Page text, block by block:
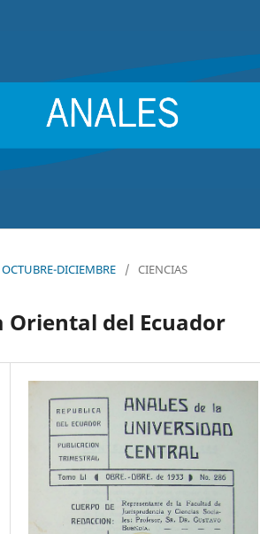
DICIEMBRE / CIENCIAS
Oriental del Ecuador